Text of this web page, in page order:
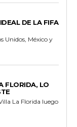
DE LA FIFA
Unidos, México y
FLORIDA, LO
La Florida luego